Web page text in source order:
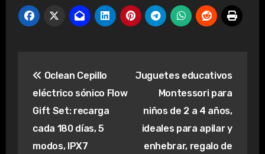
de
entradas
Oclean Cepillo
eléctrico sónico Flow
Gift Set: recarga
cada 180 días, 5
modos, IPX7
Juguetes educativos
Montessori para
niños de 2 a 4 años,
ideales para apilar y
enhebrar, regalo de